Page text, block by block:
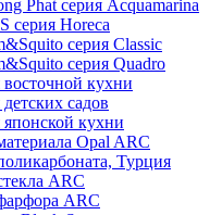
Phat серия Acquamarina
серия Horeca
серия Classic
серия Quadro
кухни
садов
японской кухни
Opal ARC
Турция
ARC
ARC